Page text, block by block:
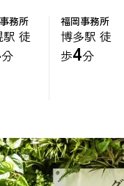
務所
駅 徒
分
福岡事務所
博多駅 徒
歩4分